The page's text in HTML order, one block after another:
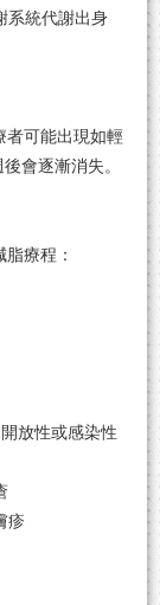
系統代謝出身
者可能出現如輕
會逐漸消失。
療程：
放性或感染性
疹